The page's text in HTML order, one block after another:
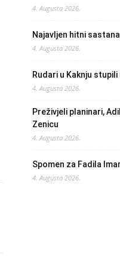
4. Augusta 2026.
Najavljen hitni
4. Augusta 2026.
Rudari u Kaknju
4. Augusta 2026.
Preživjeli planinari,
Zenicu
4. Augusta 2026.
Spomen za Fadila
4. Augusta 2026.